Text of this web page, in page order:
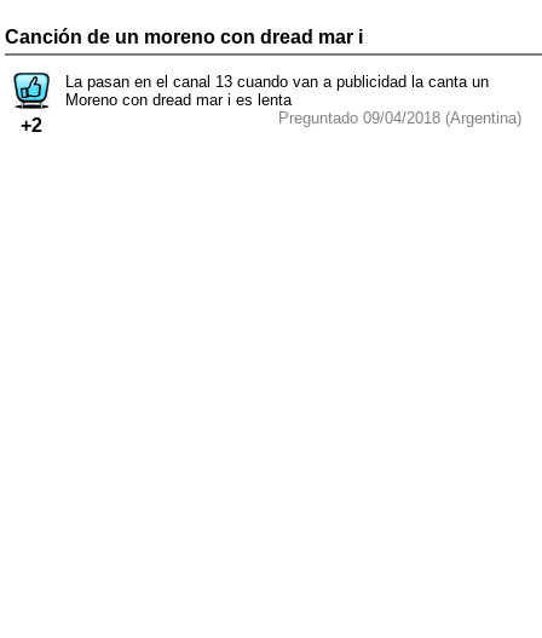
Canción de un moreno con dread mar i
+2
La pasan en el canal 13 cuando van a publicidad la canta un
Moreno con dread mar i es lenta
Preguntado 09/04/2018 (Argentina)